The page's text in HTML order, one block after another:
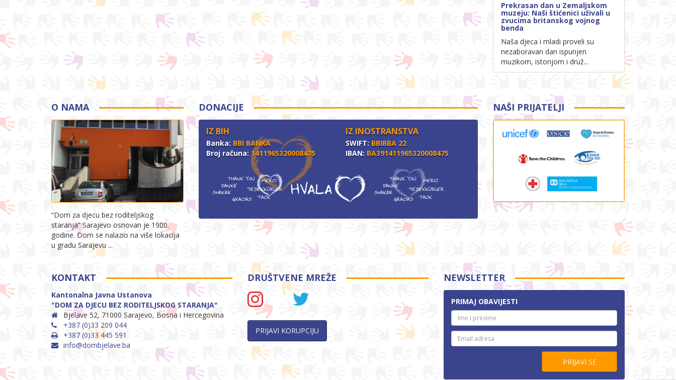
Prekrasan dan u Zemaljskom
muzeju: Naši štićenici uživali u
zvucima britanskog vojnog
benda
Naša djeca i mladi proveli su
nezaboravan dan ispunjen
muzikom, istorijom i druž...
O NAMA
“Dom za djecu bez roditeljskog
staranja” Sarajevo osnovan je 1900.
godine. Dom se nalazio na više lokacija
u gradu Sarajevu ...
DONACIJE
IZ BIH
Banka: BBI BANKA
Broj računa: 1411965320008475
IZ INOSTRANSTVA
SWIFT: BBIBBA 22
IBAN: BA391411965320008475
NAŠI PRIJATELJI
KONTAKT
Kantonalna Javna Ustanova
"DOM ZA DJECU BEZ RODITELJSKOG STARANJA"
Bjelave 52, 71000 Sarajevo, Bosna i Hercegovina
+387 (0)33 209 044
+387 (0)33 445 591
info@dombjelave.ba
DRUŠTVENE MREŽE
PRIJAVI KORUPCIJU
NEWSLETTER
PRIMAJ OBAVIJESTI
PRIJAVI SE